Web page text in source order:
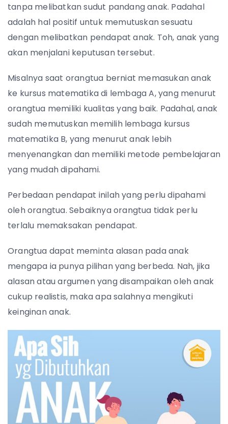
tanpa melibatkan sudut pandang anak. Padahal
adalah hal positif untuk memutuskan sesuatu
dengan melibatkan pendapat anak. Toh, anak yang
akan menjalani keputusan tersebut.
Misalnya saat orangtua berniat memasukan anak
ke kursus matematika di lembaga A, yang menurut
orangtua memiliki kualitas yang baik. Padahal, anak
sudah memutuskan memilih lembaga kursus
matematika B, yang menurut anak lebih
menyenangkan dan memiliki metode pembelajaran
yang mudah dipahami.
Perbedaan pendapat inilah yang perlu dipahami
oleh orangtua. Sebaiknya orangtua tidak perlu
terlalu memaksakan pendapat.
Orangtua dapat meminta alasan pada anak
mengapa ia punya pilihan yang berbeda. Nah, jika
alasan atau argumen yang disampaikan oleh anak
cukup realistis, maka apa salahnya mengikuti
keinginan anak.